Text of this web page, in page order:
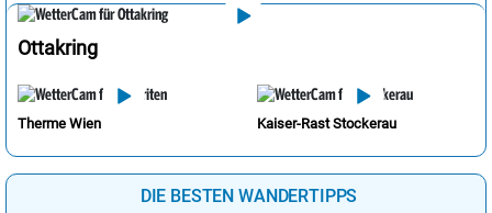
Ottakring
Therme Wien Kaiser-Rast Stockerau
DIE BESTEN WANDERTIPPS